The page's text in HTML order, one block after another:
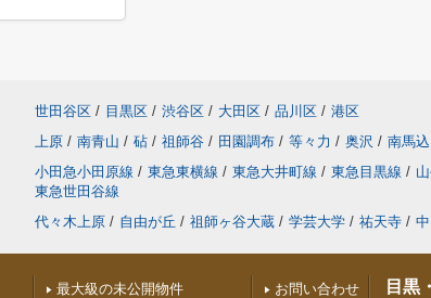
世田谷区 / 目黒区 / 渋谷区 / 大田区 / 品川区 / 港区
上原 / 南青山 / 砧 / 祖師谷 / 田園調布 / 等々力 / 奥沢 / 南馬込
小田急小田原線 / 東急東横線 / 東急大井町線 / 東急目黒線 /
東急世田谷線
代々木上原 / 自由が丘 / 祖師ヶ谷大蔵 / 学芸大学 / 祐天寺 /
最大級の未公開物件 お問い合わせ 目黒